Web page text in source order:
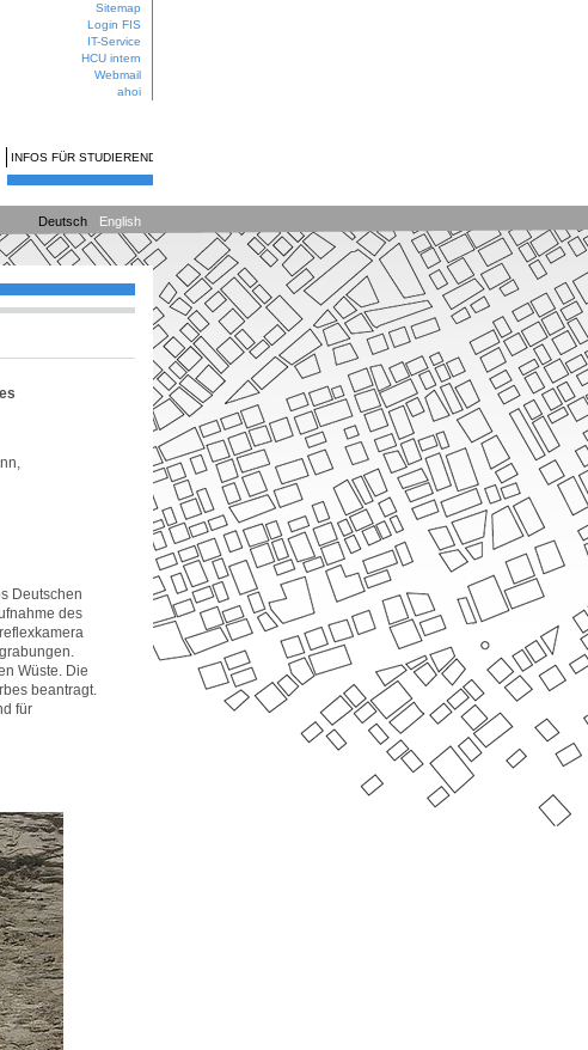
Sitemap
Login FIS
IT-Service
HCU intern
Webmail
ahoi
INFOS FÜR STUDIERENDE
Deutsch English
Deutschen
des
Wüste. Die
beantragt.
für